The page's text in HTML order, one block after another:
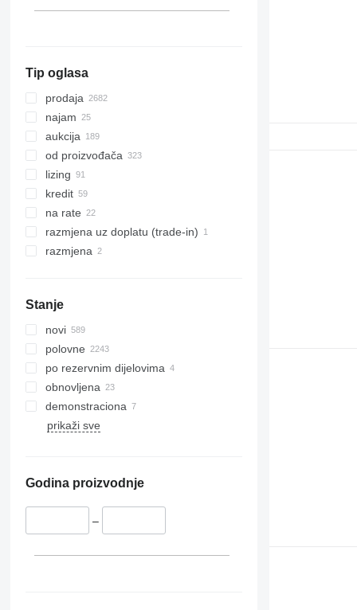
Tip oglasa
prodaja
najam
aukcija
od proizvođača
lizing
kredit
na rate
razmjena uz doplatu (trade-in)
razmjena
Stanje
novi
polovne
po rezervnim dijelovima
obnovljena
demonstraciona
prikaži sve
Godina proizvodnje
–